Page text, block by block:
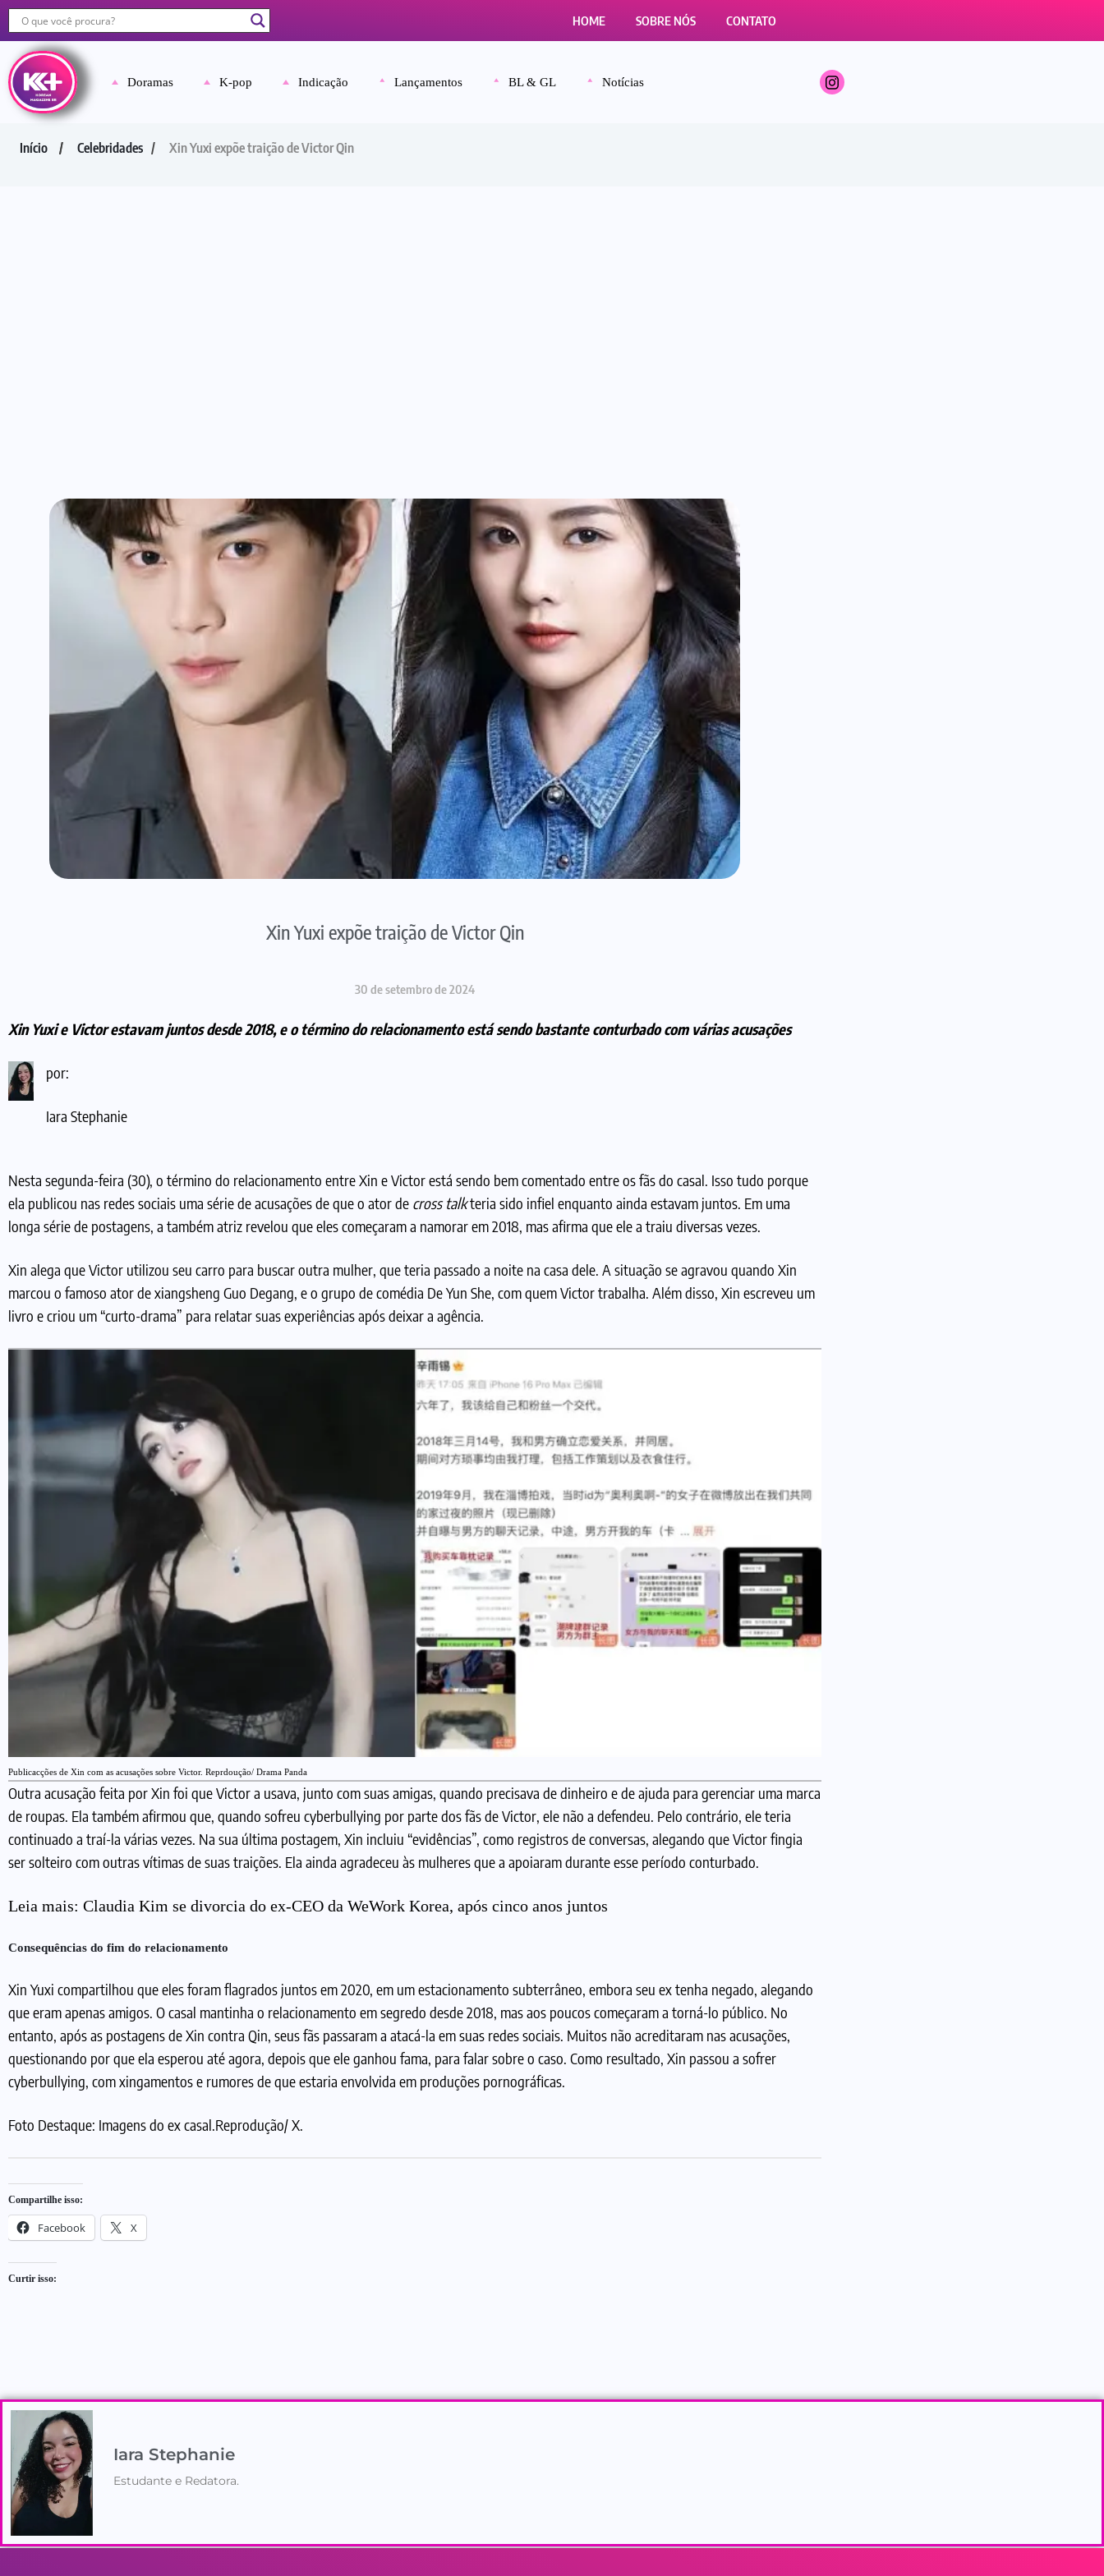
HOME SOBRE NÓS CONTATO
Doramas K-pop Indicação Lançamentos BL & GL Notícias
Início Celebridades Xin Yuxi expõe traição de Victor Qin
Xin Yuxi expõe traição de Victor Qin
30 de setembro de 2024
Xin Yuxi e Victor estavam juntos desde 2018, e o término do relacionamento está sendo bastante conturbado com várias acusações
por:
Iara Stephanie
Nesta segunda-feira (30), o término do relacionamento entre Xin e Victor está sendo bem comentado entre os fãs do casal. Isso tudo porque
ela publicou nas redes sociais uma série de acusações de que o ator de cross talkteria sido infiel enquanto ainda estavam juntos. Em uma
longa série de postagens, a também atriz revelou que eles começaram a namorar em 2018, mas afirma que ele a traiu diversas vezes.
Xin alega que Victor utilizou seu carro para buscar outra mulher, que teria passado a noite na casa dele. A situação se agravou quando Xin
marcou o famoso ator de xiangsheng Guo Degang, e o grupo de comédia De Yun She, com quem Victor trabalha. Além disso, Xin escreveu um
livro e criou um “curto-drama” para relatar suas experiências após deixar a agência.
Publicacções de Xin com as acusações sobre Victor. Reprdoução/ Drama Panda
Outra acusação feita por Xin foi que Victor a usava, junto com suas amigas, quando precisava de dinheiro e de ajuda para gerenciar uma marca
de roupas. Ela também afirmou que, quando sofreu cyberbullying por parte dos fãs de Victor, ele não a defendeu. Pelo contrário, ele teria
continuado a traí-la várias vezes. Na sua última postagem, Xin incluiu “evidências”, como registros de conversas, alegando que Victor fingia
ser solteiro com outras vítimas de suas traições. Ela ainda agradeceu às mulheres que a apoiaram durante esse período conturbado.
Leia mais: Claudia Kim se divorcia do ex-CEO da WeWork Korea, após cinco anos juntos
Consequências do fim do relacionamento
Xin Yuxi compartilhou que eles foram flagrados juntos em 2020, em um estacionamento subterrâneo, embora seu ex tenha negado, alegando
que eram apenas amigos. O casal mantinha o relacionamento em segredo desde 2018, mas aos poucos começaram a torná-lo público. No
entanto, após as postagens de Xin contra Qin, seus fãs passaram a atacá-la em suas redes sociais. Muitos não acreditaram nas acusações,
questionando por que ela esperou até agora, depois que ele ganhou fama, para falar sobre o caso. Como resultado, Xin passou a sofrer
cyberbullying, com xingamentos e rumores de que estaria envolvida em produções pornográficas.
Foto Destaque: Imagens do ex casal.Reprodução/ X.
Compartilhe isso:
Facebook X
Curtir isso:
Iara Stephanie
Estudante e Redatora.